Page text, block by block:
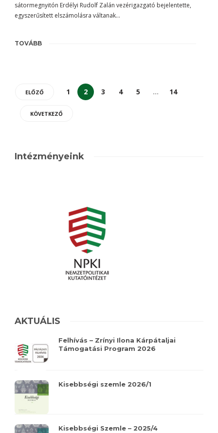
sátormegnyitón Erdélyi Rudolf Zalán vezérigazgató bejelentette,
egyszerűsített elszámolásra váltanak…
TOVÁBB
ELŐZŐ 1 2 3 4 5 … 14
KÖVETKEZŐ
Intézményeink
AKTUÁLIS
Felhívás – Zrínyi Ilona Kárpátaljai
Támogatási Program 2026
Kisebbségi szemle 2026/1
Kisebbségi Szemle – 2025/4